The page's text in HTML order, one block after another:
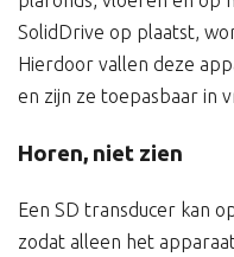
SolidDrive op plaatst,
Hierdoor vallen deze
en zijn ze toepasbaar in
Horen, niet zien
Een SD transducer kan
zodat alleen het